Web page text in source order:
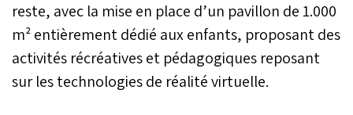
reste, avec la mise en place d’un pavillon de 1.000
m² entièrement dédié aux enfants, proposant des
activités récréatives et pédagogiques reposant
sur les technologies de réalité virtuelle.